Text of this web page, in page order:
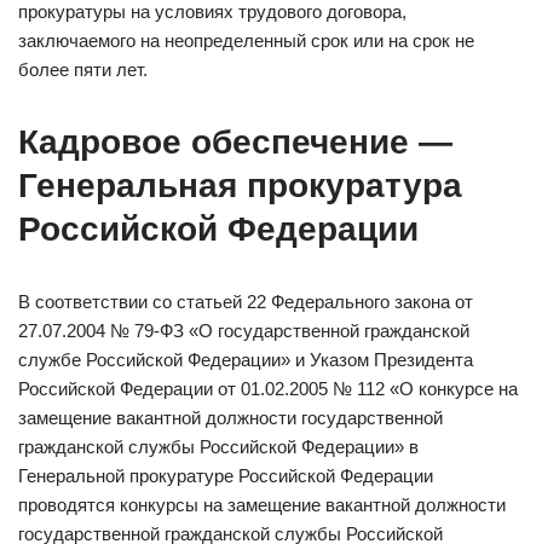
прокуратуры на условиях трудового договора,
заключаемого на неопределенный срок или на срок не
более пяти лет.
Кадровое обеспечение —
Генеральная прокуратура
Российской Федерации
В соответствии со статьей 22 Федерального закона от
27.07.2004 № 79-ФЗ «О государственной гражданской
службе Российской Федерации» и Указом Президента
Российской Федерации от 01.02.2005 № 112 «О конкурсе на
замещение вакантной должности государственной
гражданской службы Российской Федерации» в
Генеральной прокуратуре Российской Федерации
проводятся конкурсы на замещение вакантной должности
государственной гражданской службы Российской